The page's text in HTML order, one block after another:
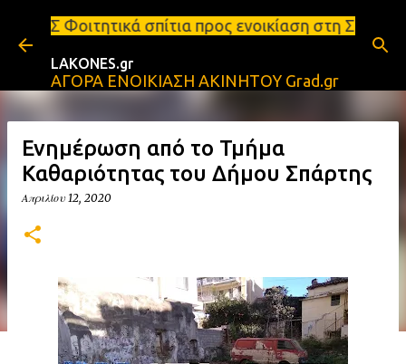
Μετάβαση στο κύριο περιεχόμενο
σπίτια προς ενοικίαση στη Σπάρτη Ενοικιάσεις
LAKONES.gr
ΑΓΟΡΑ ΕΝΟΙΚΙΑΣΗ ΑΚΙΝΗΤΟΥ Grad.gr
Ενημέρωση από το Τμήμα
Καθαριότητας του Δήμου Σπάρτης
Απριλίου 12, 2020